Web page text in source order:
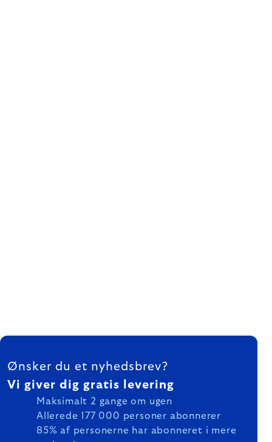
FOOTER
Ønsker du et nyhedsbrev?
Vi giver dig gratis levering
Maksimalt 2 gange om ugen
Allerede 177 000 personer abonnerer
85% af personerne har abonneret i mere